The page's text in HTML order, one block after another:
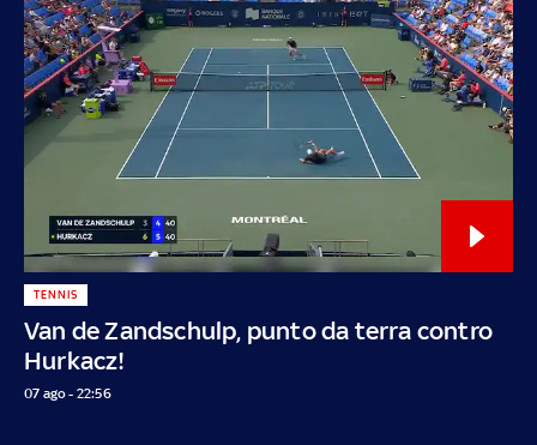
Van de Zandschulp, punto da terra contro
Hurkacz!
TENNIS
07 ago - 22:56